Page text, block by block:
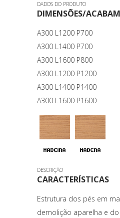
DADOS DO PRODUTO
DIMENSÕES/
A300 L1200 P700
A300 L1400 P700
A300 L1600 P800
A300 L1200 P1200
A300 L1400 P1400
A300 L1600 P1600
DESCRIÇÃO
CARACTERÍSTICAS
Estrutura dos pés em
demolição aparelha e